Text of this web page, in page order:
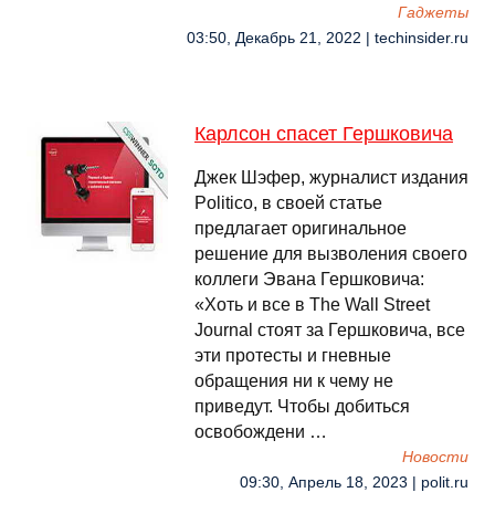
Гаджеты
03:50, Декабрь 21, 2022 | techinsider.ru
Карлсон спасет Гершковича
Джек Шэфер, журналист издания
Politico, в своей статье
предлагает оригинальное
решение для вызволения своего
коллеги Эвана Гершковича:
«Хоть и все в The Wall Street
Journal стоят за Гершковича, все
эти протесты и гневные
обращения ни к чему не
приведут. Чтобы добиться
освобождени …
Новости
09:30, Апрель 18, 2023 | polit.ru